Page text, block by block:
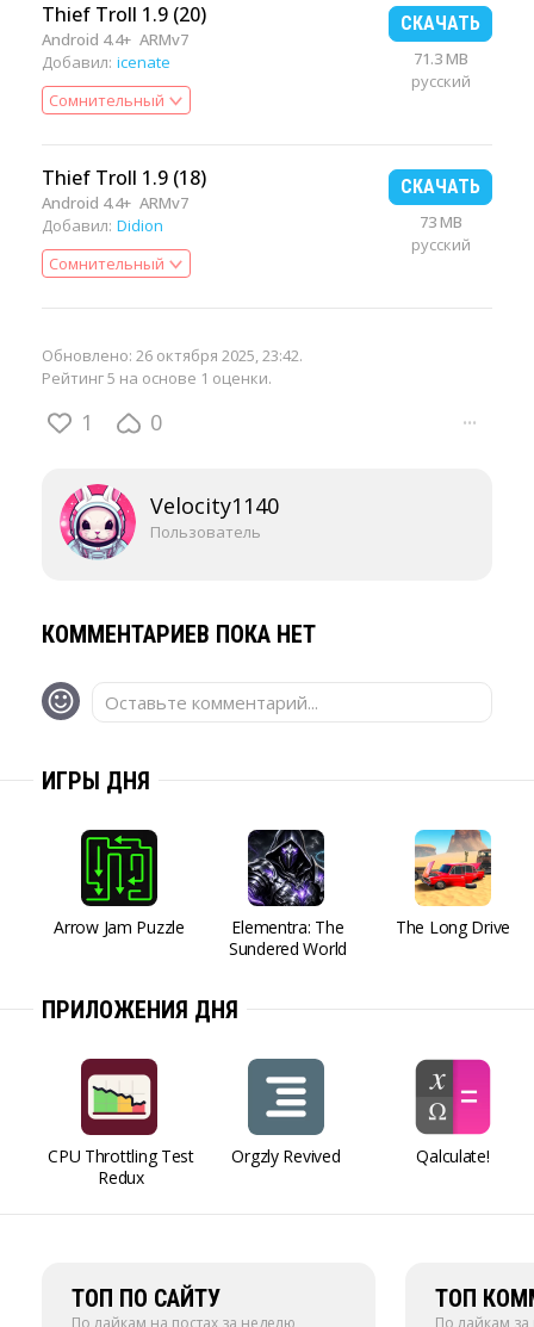
Thief Troll 1.9 (20)
Android 4.4+ ARMv7
Добавил: icenate
Сомнительный
СКАЧАТЬ
71.3 MB
русский
Thief Troll 1.9 (18)
Android 4.4+ ARMv7
Добавил: Didion
Сомнительный
СКАЧАТЬ
73 MB
русский
Обновлено: 26 октября 2025, 23:42.
Рейтинг 5 на основе 1 оценки.
1 0 ···
Velocity1140
Пользователь
КОММЕНТАРИЕВ ПОКА НЕТ
Оставьте комментарий...
ИГРЫ ДНЯ
Arrow Jam Puzzle
Elementra: The
Sundered World
The Long Drive
ПРИЛОЖЕНИЯ ДНЯ
CPU Throttling Test
Redux
Orgzly Revived Qalculate!
ТОП ПО САЙТУ
По лайкам на постах за неделю
ТОП
По лайкам